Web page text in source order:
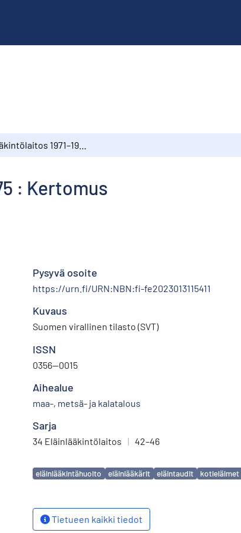
: Kertomus
Pysyvä osoite
https://urn.fi/URN:NBN:fi-fe2023013115411
Kuvaus
Suomen virallinen tilasto (SVT)
ISSN
0356—0015
Aihealue
maa-, metsä- ja kalatalous
Sarja
34 Eläinlääkintölaitos | 42–46
Avainsanat
eläinlääkintähuolto eläinlääkärit eläintaudit kotieläimet
Tietueen kaikki tiedot